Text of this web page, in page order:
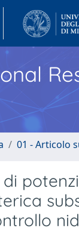
01 - Articolo